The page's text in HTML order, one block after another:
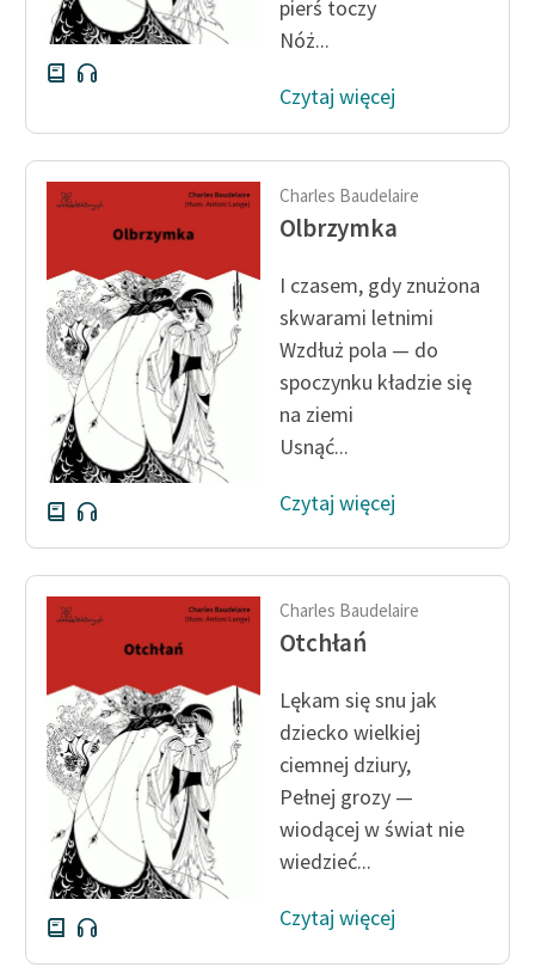
Logotypy
Materiały promocyjne
Polityka prywatności
Regulamin biblioteki
sprawozdania finansowe
Regulamin darowizn
Informacja o treściach
wrażliwych
Deklaracja dostępności
pierś toczy
Nóż...
Czytaj więcej
Charles Baudelaire
Olbrzymka
I czasem, gdy znużona
skwarami letnimi
Wzdłuż pola — do
spoczynku kładzie się
na ziemi
Usnąć...
Czytaj więcej
Charles Baudelaire
Otchłań
Lękam się snu jak
dziecko wielkiej
ciemnej dziury,
Pełnej grozy —
wiodącej w świat nie
wiedzieć...
Czytaj więcej